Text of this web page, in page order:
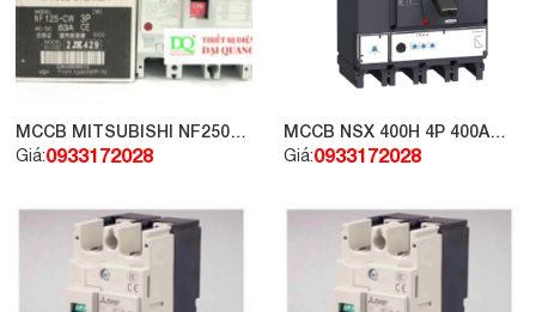
MCCB MITSUBISHI NF250-
CW 2P 200A
Giá:0933172028
MCCB NSX 400H 4P 400A
70kA 415V LV432696
Giá:0933172028